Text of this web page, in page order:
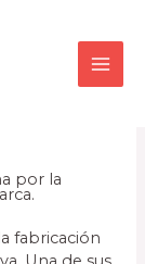
por la
fabricación